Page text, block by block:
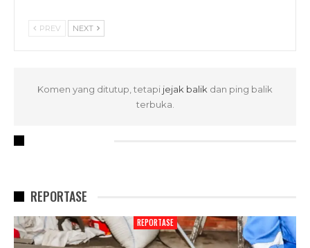
PREV NEXT
Komen yang ditutup, tetapi jejak balik dan ping balik
terbuka.
REPORTASE
REPORTASE